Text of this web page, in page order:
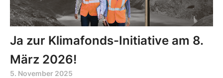
Ja zur Klimafonds-Initiative am 8.
März 2026!
5. November 2025